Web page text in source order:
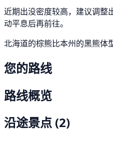
近期出没密度较高，建议调整
动平息后再前往。
北海道的棕熊比本州的黑熊体
您的路线
路线概览
沿途景点 (2)